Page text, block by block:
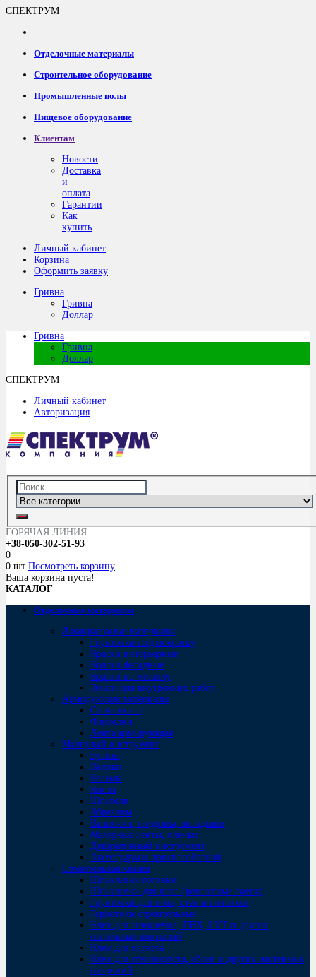
СПЕКТРУМ
Отделочные материалы
Строительное оборудование
Промышленные полы
Пищевое оборудование
Клиентам
Новости
Доставка
и
оплата
Гарантии
Как
купить
Личный кабинет
Корзина
Оформить заявку
Гривна
Гривна
Доллар
Гривна
Гривна
Доллар
СПЕКТРУМ
Личный кабинет
Авторизация
ГОРЯЧАЯ ЛИНИЯ
+38-050-302-51-93
0
0 шт Посмотреть корзину
Ваша корзина пуста!
КАТАЛОГ
Отделочные материалы
Лакокрасочные материалы
Грунтовки под покраску
Краски интерьерные
Краски фасадные
Краски по металлу
Эмали для внутренних работ
Армирующие материалы
Стеклохолст
Флизелин
Лента армирующая
Малярный инструмент
Бугели
Валики
Кельмы
Кисти
Шпатели
Абразивы
Ванночки, поддоны, вкладыши
Малярные ленты, пленки
Декоративный инструмент
Аксессуары и приспособления
Строительная химия
Шпаклевки готовые
Шпаклевки для пола (ремонтные смеси)
Грунтовки для пола, стен и потолков
Герметики строительные
Клеи для линолеума, ПВХ, LVT и других
напольных покрытий
Клеи для паркета
Клеи для стеклохолста, обоев и других настенных
покрытий